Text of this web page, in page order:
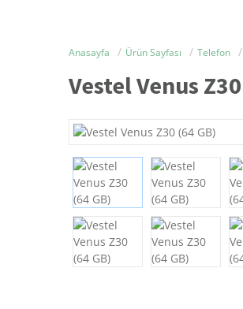
Anasayfa Ürün Sayfası Telefon
Vestel Venus